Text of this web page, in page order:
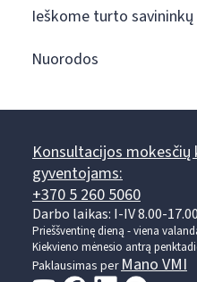
Ieškome turto savininkų
Nuorodos
Konsultacijos mokesčių
gyventojams:
+370 5 260 5060
Darbo laikas: I-IV 8.00-
Prieššventinę dieną - viena
Kiekvieno mėnesio antrą
Paklausimas perMano VMI